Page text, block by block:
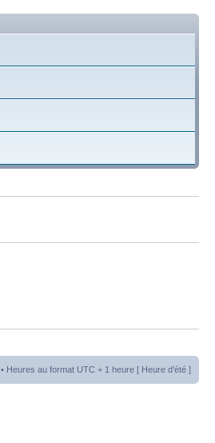
• Heures au format UTC + 1 heure [ Heure d’été ]